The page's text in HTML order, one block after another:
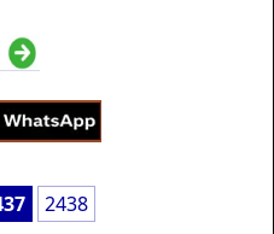
2438